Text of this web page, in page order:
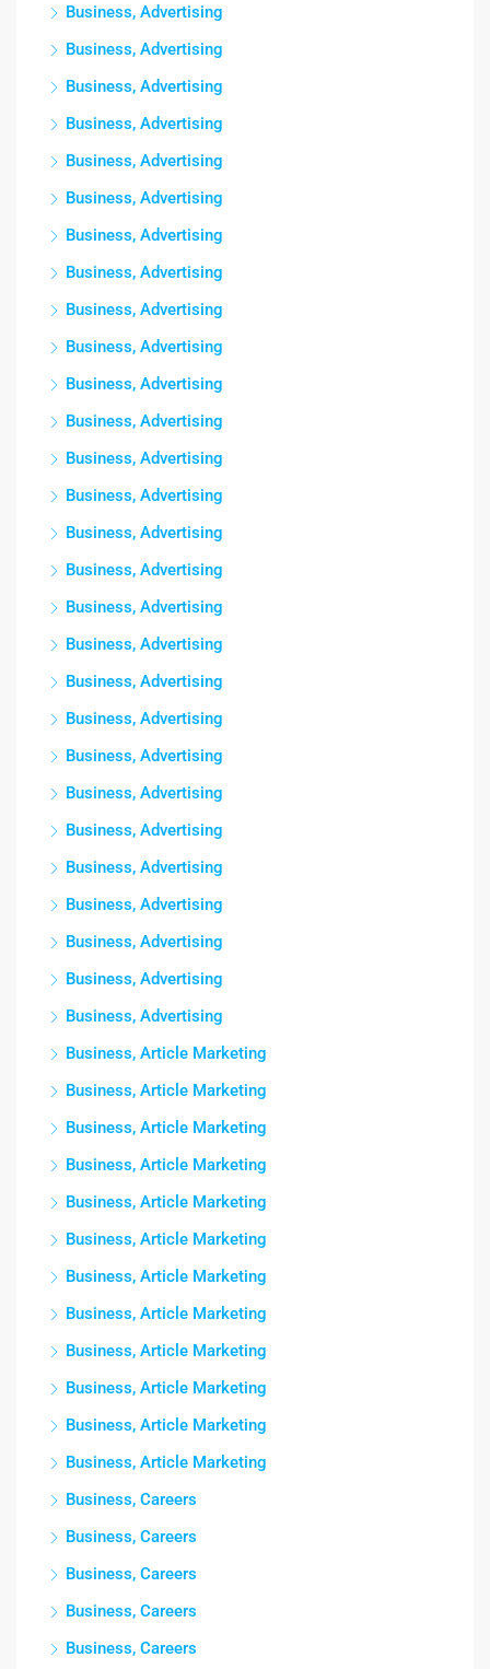
Business, Advertising
Business, Advertising
Business, Advertising
Business, Advertising
Business, Advertising
Business, Advertising
Business, Advertising
Business, Advertising
Business, Advertising
Business, Advertising
Business, Advertising
Business, Advertising
Business, Advertising
Business, Advertising
Business, Advertising
Business, Advertising
Business, Advertising
Business, Advertising
Business, Advertising
Business, Advertising
Business, Advertising
Business, Advertising
Business, Advertising
Business, Advertising
Business, Advertising
Business, Advertising
Business, Advertising
Business, Advertising
Business, Article Marketing
Business, Article Marketing
Business, Article Marketing
Business, Article Marketing
Business, Article Marketing
Business, Article Marketing
Business, Article Marketing
Business, Article Marketing
Business, Article Marketing
Business, Article Marketing
Business, Article Marketing
Business, Article Marketing
Business, Careers
Business, Careers
Business, Careers
Business, Careers
Business, Careers